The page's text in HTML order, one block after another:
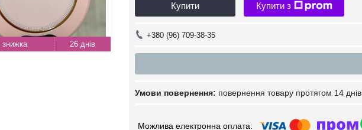
26 днів
Купити Купити з
+380 (96) 709-38-35
повернення товару протягом 14 днів